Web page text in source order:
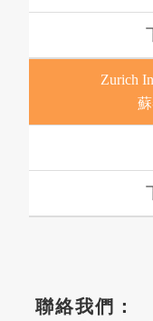
Zurich
聯絡我們：